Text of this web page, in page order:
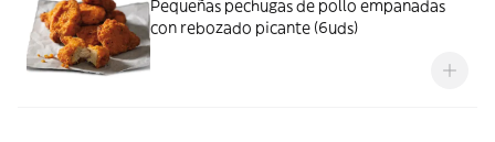
Pequeñas pechugas de pollo empanadas
con rebozado picante (6uds)